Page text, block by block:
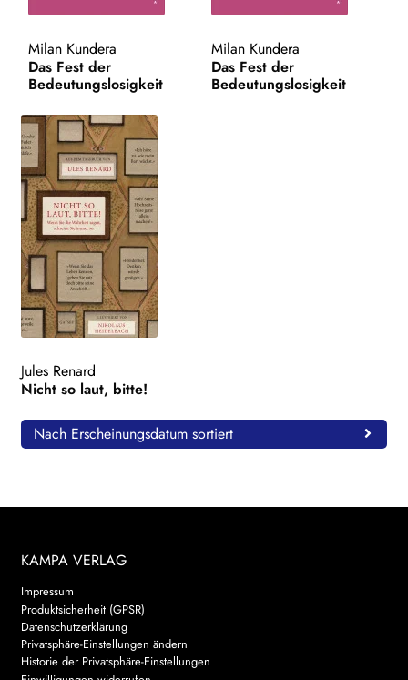
Milan Kundera
Das Fest der
Bedeutungslosigkeit
Milan Kundera
Das Fest der
Bedeutungslosigkeit
Jules Renard
Nicht so laut, bitte!
Nach Erscheinungsdatum sortiert
KAMPA VERLAG
Impressum
Produktsicherheit (GPSR)
Datenschutzerklärung
Privatsphäre-Einstellungen ändern
Historie der Privatsphäre-Einstellungen